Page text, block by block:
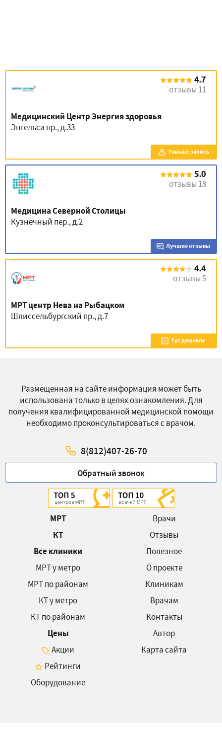
4.7
отзывы 11
Медицинский Центр Энергия здоровья
Энгельса пр., д.33
Раньше запись
5.0
отзывы 18
Медицина Северной Столицы
Кузнечный пер., д.2
Лучшие отзывы
4.4
отзывы 5
МРТ центр Нева на Рыбацком
Шлиссельбургский пр., д.7
Тут дешевле
Размещенная на сайте информация может быть
использована только в целях ознакомления. Для
получения квалифицированной медицинской помощи
необходимо проконсультироваться с врачом.
8(812)407-26-70
Обратный звонок
МРТ
КТ
Все клиники
МРТ у метро
МРТ по районам
КТ у метро
КТ по районам
Цены
Акции
Рейтинги
Оборудование
Врачи
Отзывы
Полезное
О проекте
Клиникам
Врачам
Контакты
Автор
Карта сайта